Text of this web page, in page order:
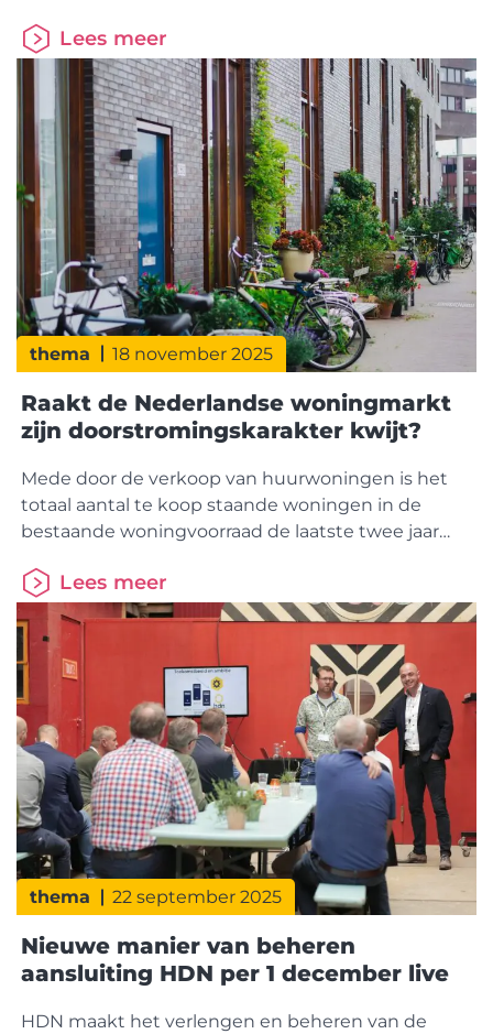
voor verdere digitalisering en samenwerking in de
keten. StakeholdersessieTijdens de HDN-
stakeholdersessie stond inspiratie uit het
buitenland centraal. Pia Tverin (CEO Nordea
Hypotek) en Mathilda Muhrbeck (Head of Product)
van
Lees meer
thema 18 november 2025
Raakt de Nederlandse woningmarkt
zijn doorstromingskarakter kwijt?
Mede door de verkoop van huurwoningen is het
totaal aantal te koop staande woningen in de
bestaande woningvoorraad de laatste twee jaar
appartementen en woningen in het minder dure
prijssegment. In de nieuwbouwproductie wordt
de laatste jaren eveneens een grotere nadruk
gelegd op het bouwen van appartementen en
Lees meer
thema 22 september 2025
Nieuwe manier van beheren
aansluiting HDN per 1 december live
HDN maakt het verlengen en beheren van de